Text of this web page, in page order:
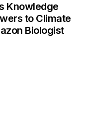
Knowledge
to Climate
Biologist